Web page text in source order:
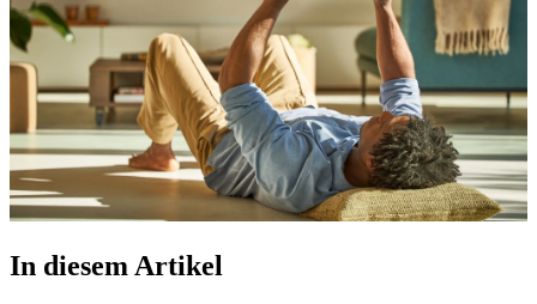
In diesem Artikel